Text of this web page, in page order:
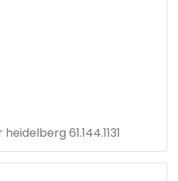
61.144.1131